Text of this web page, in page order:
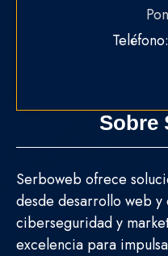
Sobre
Serboweb ofrece
desde desarrollo web y
ciberseguridad y
excelencia para
Teléfono: